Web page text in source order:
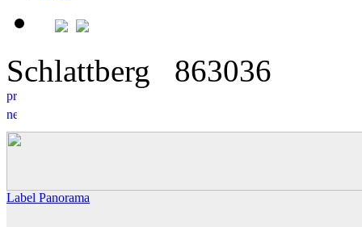
Schlattberg 863036
Label Panorama